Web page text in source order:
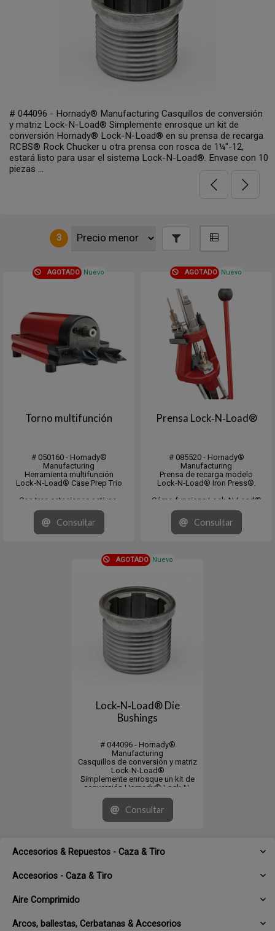
Accesorios & Repuestos - Caza & Tiro
Accesorios - Caza & Tiro
Aire Comprimido
Arcos, ballestas, Cerbatanas & Accesorios
# 044096 - Hornady® Manufacturing Casquillos de conversión
y matriz Lock-N-Load® Simplemente enrosque un kit de
conversión Hornady® Lock-N-Load® en su prensa de recarga
RCBS® Rock Chucker u otra prensa con rosca de 1¼"-12,
estará listo para usar el sistema Lock-N-Load®. Envase con 10
piezas ...
3
AGOTADO Nuevo
Torno multifunción
# 050160 - Hornady®
Manufacturing
Herramienta multifunción
Lock‑N‑Load® Case Prep Trio
Con tres estaciones activas,
puedes biselar, desbarbar y limpiar
los alojamientos de los
fulminantes sin necesidad de
cambiar de herramienta. El Lock-N-
Consultar
AGOTADO Nuevo
Prensa Lock‑N‑Load®
# 085520 - Hornady®
Manufacturing
Prensa de recarga modelo
Lock‑N‑Load® Iron Press®.
Cómo funciona Lock-N-Load®
El sistema Hornady® Lock-N-
Load® es muy fácil de usar:
Inserte el casquillo del troquel
Lock-N-Load® en el casquillo de
Consultar
AGOTADO Nuevo
Lock‑N‑Load® Die
Bushings
# 044096 - Hornady®
Manufacturing
Casquillos de conversión y matriz
Lock-N-Load®
Simplemente enrosque un kit de
conversión Hornady® Lock-N-
Load®
en su prensa de recarga RCBS®
Rock Chucker u otra prensa con
rosca de 1¼"-12,
Envase con 10 piezas
...
Consultar